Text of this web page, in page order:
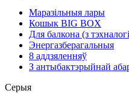
Маразільныя лары
Кошык BIG BOX
Для балкона (з
Энергазберагальныя
8 аддзяленняў
З антыбактэрыйнай
Серыя